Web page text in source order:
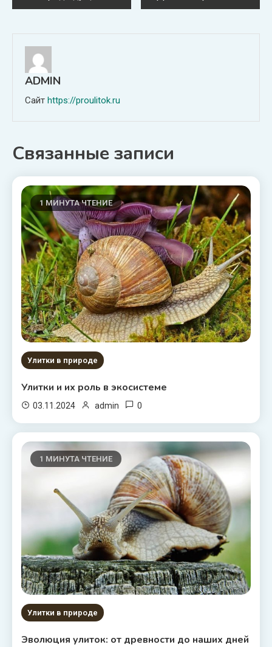
записям
ADMIN
Сайт https://proulitok.ru
Связанные записи
1 МИНУТА ЧТЕНИЕ
Улитки в природе
Улитки и их роль в экосистеме
03.11.2024 admin 0
1 МИНУТА ЧТЕНИЕ
Улитки в природе
Эволюция улиток: от древности до наших дней